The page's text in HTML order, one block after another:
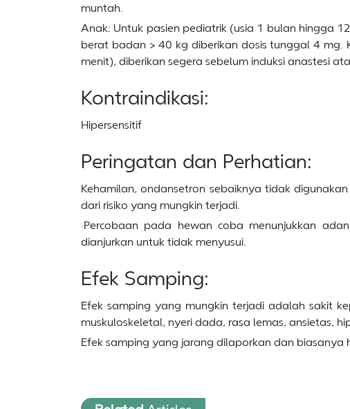
muntah.
Anak: Untuk pasien pediatrik (usia 1 bulan hingga
berat badan > 40 kg diberikan dosis tunggal 4
menit), diberikan segera sebelum induksi anastesi
Kontraindikasi:
Hipersensitif
Peringatan dan Perhatian:
Kehamilan, ondansetron sebaiknya tidak
dari risiko yang mungkin terjadi.
·Percobaan pada hewan coba menunjukkan
dianjurkan untuk tidak menyusui.
Efek Samping:
Efek samping yang mungkin terjadi adalah sakit
muskuloskeletal, nyeri dada, rasa lemas, ansietas,
Efek samping yang jarang dilaporkan dan